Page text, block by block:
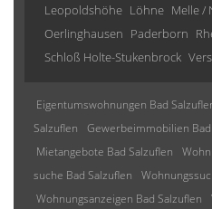
Leopoldshöhe Löhne Melle /
Oerlinghausen Paderborn
Schloß Holte-Stukenbrock
Eigentumswohnungen Bad
Salzuflen
Gewerbeimmobilien Bad
Mietangebote Bad Salzuflen
suche Bad Salzuflen
Wohnungsanzeigen Bad Salzuflen